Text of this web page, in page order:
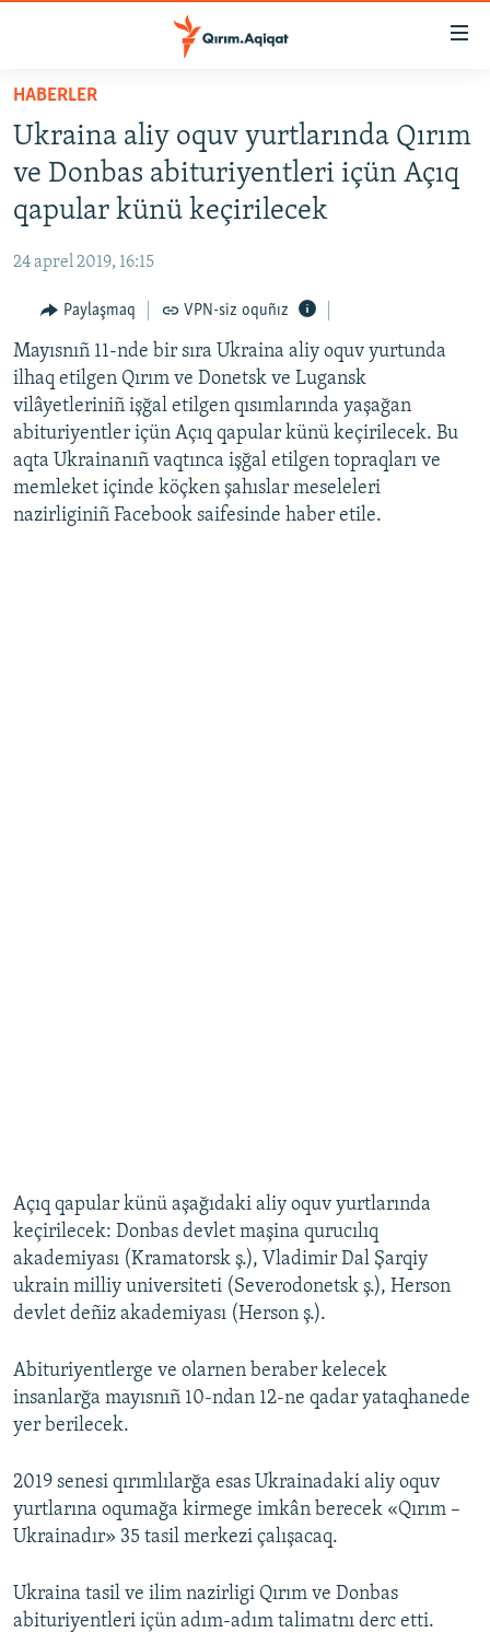
Esas
qaytmaq
Baş
navigatsiyağa
qaytmaq
Qıdıruvğa
qaytmaq
HABERLER
İQTİSADİYAT
MEDENİYET
İNSAN AQLARI
VİDEO
SÜRET
BLOGLAR
FİKİR
Русский
HABERLER
Ukraina aliy oquv yurtlarında Qırım
ve Donbas abituriyentleri içün Açıq
qapular künü keçirilecek
24 aprel 2019, 16:15
Paylaşmaq VPN-siz oquñız
Mayısnıñ 11-nde bir sıra Ukraina aliy oquv yurtunda
ilhaq etilgen Qırım ve Donetsk ve Lugansk
vilâyetleriniñ işğal etilgen qısımlarında yaşağan
abituriyentler içün Açıq qapular künü keçirilecek. Bu
aqta Ukrainanıñ vaqtınca işğal etilgen topraqları ve
memleket içinde köçken şahıslar meseleleri
nazirliginiñ Facebook saifesinde haber etile.
Açıq qapular künü aşağıdaki aliy oquv yurtlarında
keçirilecek: Donbas devlet maşina qurucılıq
akademiyası (Kramatorsk ş.), Vladimir Dal Şarqiy
ukrain milliy universiteti (Severodonetsk ş.), Herson
devlet deñiz akademiyası (Herson ş.).
Abituriyentlerge ve olarnen beraber kelecek
insanlarğa mayısnıñ 10-ndan 12-ne qadar yataqhanede
yer berilecek.
2019 senesi qırımlılarğa esas Ukrainadaki aliy oquv
yurtlarına oqumağa kirmege imkân berecek «Qırım –
Ukrainadır» 35 tasil merkezi çalışacaq.
Ukraina tasil ve ilim nazirligi Qırım ve Donbas
abituriyentleri içün adım-adım talimatnı derc etti.